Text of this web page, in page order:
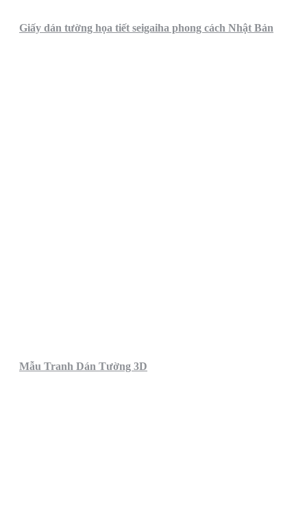
Giấy dán tường họa tiết seigaiha phong cách Nhật Bản
Mẫu Tranh Dán Tường 3D